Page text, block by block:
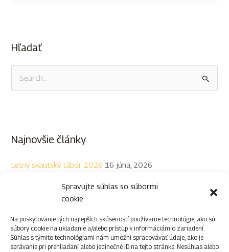
Spravujte súhlas so súbormi
cookie
Na poskytovanie tých najlepších skúseností používame technológie, ako sú
súbory cookie na ukladanie a/alebo prístup k informáciám o zariadení.
Súhlas s týmito technológiami nám umožní spracovávať údaje, ako je
správanie pri prehliadaní alebo jedinečné ID na tejto stránke. Nesúhlas alebo
Hľadať
a
a
Najnovšie články
Letný skautský tábor 2026 16 júna, 2026
7 mája, 2026
Táborák na sviatok sv. Juraja
Nábor 2026
12 januára, 2026
Registrácia na rok 2026 2 januára, 2026